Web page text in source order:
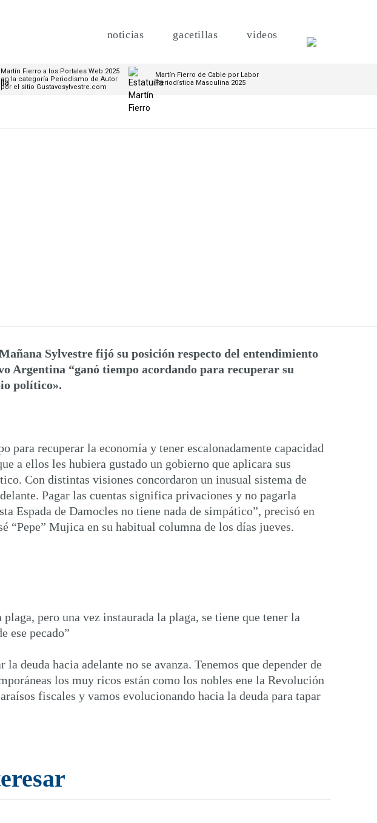
noticias gacetillas videos
Martín Fierro a los Portales Web 2025
en la categoría Periodismo de Autor
por el sitio Gustavosylvestre.com
Martín Fierro de Cable por Labor
Periodística Masculina 2025
Sylvestre fijó su posición respecto del entendimiento
Argentina “ganó tiempo acordando para recuperar su
político».
para recuperar la economía y tener escalonadamente capacidad
a ellos les hubiera gustado un gobierno que aplicara sus
Con distintas visiones concordaron un inusual sistema de
Pagar las cuentas significa privaciones y no pagarla
Espada de Damocles no tiene nada de simpático”, precisó en
Mujica en su habitual columna de los días jueves.
pero una vez instaurada la plaga, se tiene que tener la
ese pecado”
deuda hacia adelante no se avanza. Tenemos que depender de
los muy ricos están como los nobles ene la Revolución
fiscales y vamos evolucionando hacia la deuda para tapar